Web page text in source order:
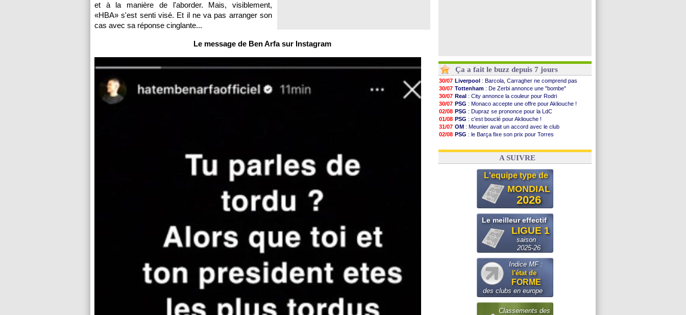
et à la manière de l'aborder. Mais, visiblement,
«HBA» s'est senti visé. Et il ne va pas arranger son
cas avec sa réponse cinglante...
Le message de Ben Arfa sur Instagram
Ça a fait le buzz depuis 7 jours
30/07 Liverpool : Barcola, Carragher ne comprend pas
30/07 Tottenham : De Zerbi annonce une "bombe"
30/07 Real : City annonce la couleur pour Rodri
30/07 PSG : Monaco accepte une offre pour Akliouche !
02/08 PSG : Dupraz se prononce pour la LdC
01/08 PSG : c'est bouclé pour Akliouche !
31/07 OM : Meunier avait un accord avec le club
02/08 PSG : le Barça fixe son prix pour Torres
03/08 FIFA: Infantino sollicite Trump
A SUIVRE
L'equipe type de
MONDIAL
2026
Le meilleur effectif
LIGUE 1
saison
2025-26
Indice MF :
l'état de
FORME
des clubs en europe
Classements des